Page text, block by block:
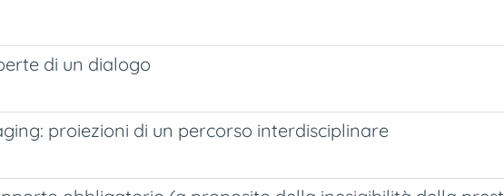
di un dialogo
proiezioni di un percorso interdisciplinare